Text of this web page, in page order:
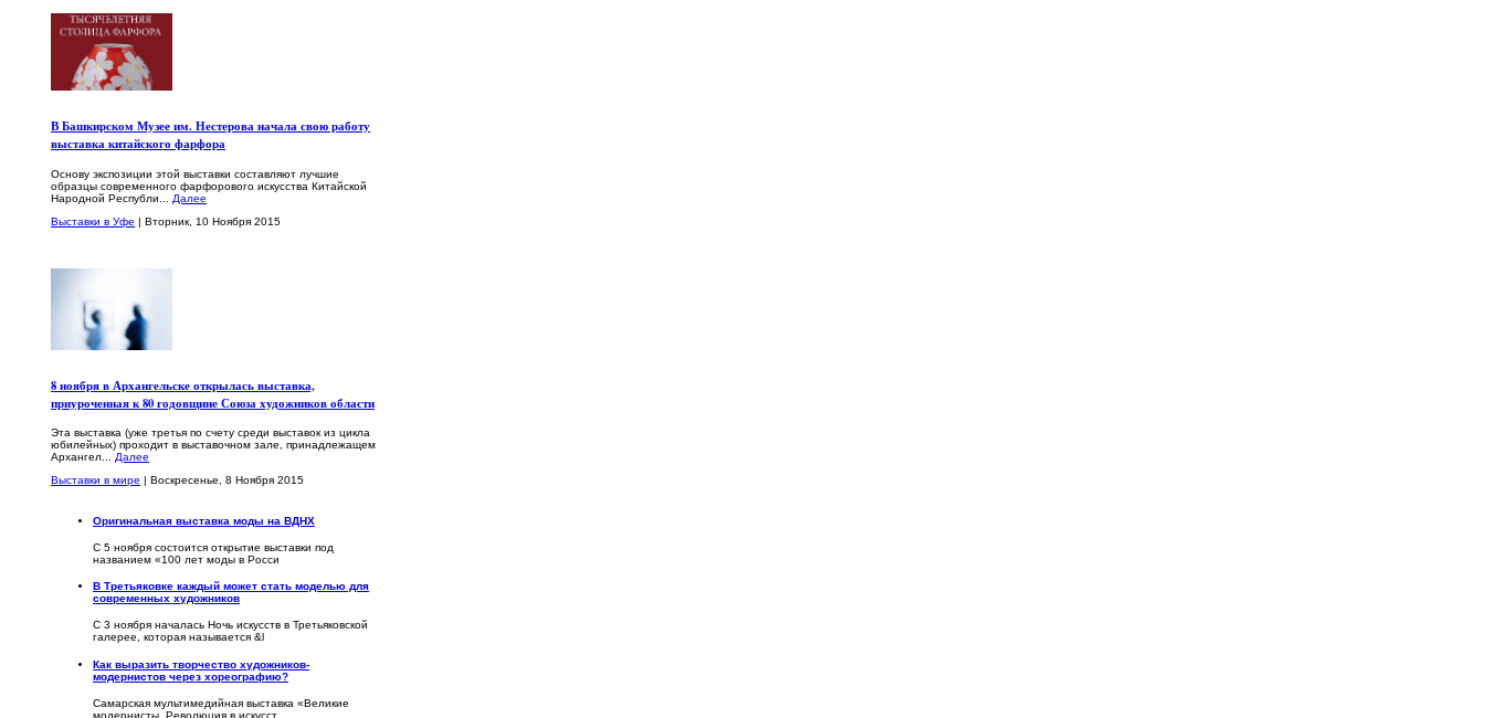
В Башкирском Музее им. Нестерова начала свою работу
выставка китайского фарфора
Основу экспозиции этой выставки составляют лучшие
образцы современного фарфорового искусства Китайской
Народной Республи... Далее
Выставки в Уфе | Вторник, 10 Ноября 2015
8 ноября в Архангельске открылась выставка,
приуроченная к 80 годовщине Союза художников области
Эта выставка (уже третья по счету среди выставок из цикла
юбилейных) проходит в выставочном зале, принадлежащем
Архангел... Далее
Выставки в мире | Воскресенье, 8 Ноября 2015
Оригинальная выставка моды на ВДНХ
С 5 ноября состоится открытие выставки под
названием «100 лет моды в Росси
В Третьяковке каждый может стать моделью для
современных художников
С 3 ноября началась Ночь искусств в Третьяковской
галерее, которая называется &l
Как выразить творчество художников-
модернистов через хореографию?
Самарская мультимедийная выставка «Великие
модернисты. Революция в искусст